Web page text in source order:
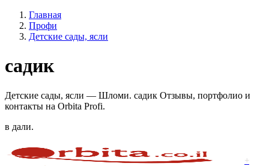
Главная
Профи
Детские сады, ясли
садик
Детские сады, ясли — Шломи. садик Отзывы, портфолио и
контакты на Orbita Profi.
в дали.
+